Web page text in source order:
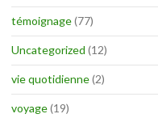
témoignage(77)
Uncategorized (12)
vie quotidienne(2)
voyage(19)